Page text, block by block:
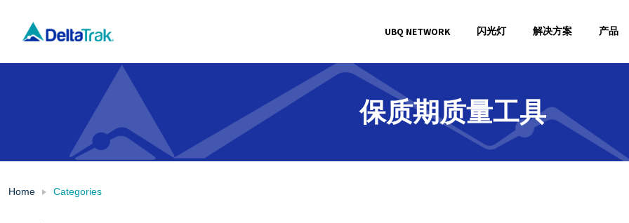
UBQ NETWORK 闪光灯 解决方案 产品
content
保质期质量工具
Home Categories